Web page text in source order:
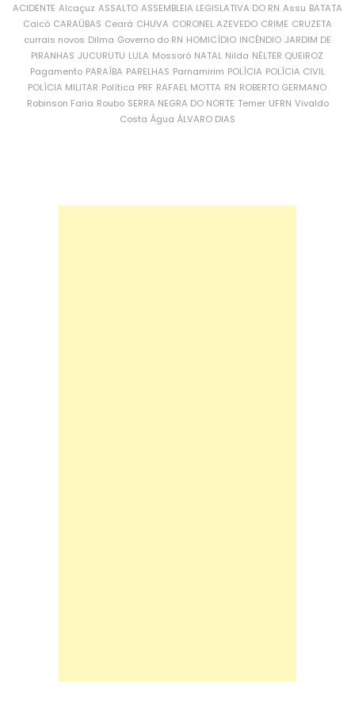
ACIDENTE Alcaçuz ASSALTO ASSEMBLEIA LEGISLATIVA DO RN Assu BATATA
Caicó CARAÚBAS Ceará CHUVA CORONEL AZEVEDO CRIME CRUZETA
currais novos Dilma Governo do RN HOMICÍDIO INCÊNDIO JARDIM DE
PIRANHAS JUCURUTU LULA Mossoró NATAL Nilda NÉLTER QUEIROZ
Pagamento PARAÍBA PARELHAS Parnamirim POLÍCIA POLÍCIA CIVIL
POLÍCIA MILITAR Política PRF RAFAEL MOTTA RN ROBERTO GERMANO
Robinson Faria Roubo SERRA NEGRA DO NORTE Temer UFRN Vivaldo
Costa Água ÁLVARO DIAS